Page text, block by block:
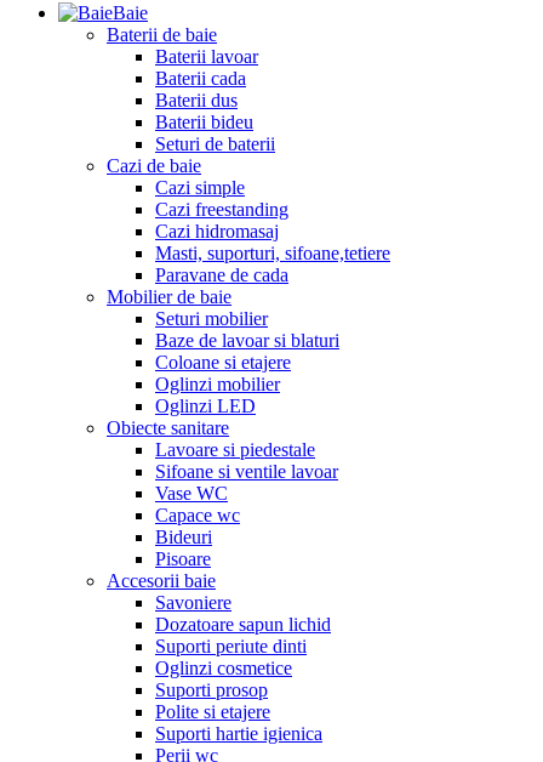
Baie
Baterii de baie
Baterii lavoar
Baterii cada
Baterii dus
Baterii bideu
Seturi de baterii
Cazi de baie
Cazi simple
Cazi freestanding
Cazi hidromasaj
Masti, suporturi, sifoane,tetiere
Paravane de cada
Mobilier de baie
Seturi mobilier
Baze de lavoar si blaturi
Coloane si etajere
Oglinzi mobilier
Oglinzi LED
Obiecte sanitare
Lavoare si piedestale
Sifoane si ventile lavoar
Vase WC
Capace wc
Bideuri
Pisoare
Accesorii baie
Savoniere
Dozatoare sapun lichid
Suporti periute dinti
Oglinzi cosmetice
Suporti prosop
Polite si etajere
Suporti hartie igienica
Perii wc